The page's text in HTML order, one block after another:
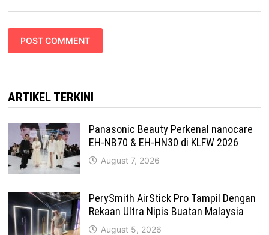
ARTIKEL TERKINI
Panasonic Beauty Perkenal nanocare
EH-NB70 & EH-HN30 di KLFW 2026
August 7, 2026
PerySmith AirStick Pro Tampil Dengan
Rekaan Ultra Nipis Buatan Malaysia
August 5, 2026